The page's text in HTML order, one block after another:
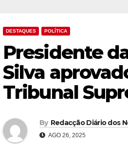
DESTAQUES POLÍTICA
Presidente
Silva
Tribunal
By Redacção Diário dos
AGO 26, 2025